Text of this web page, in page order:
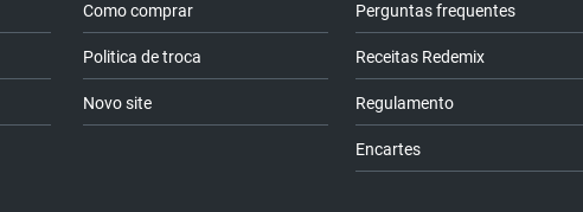
Como comprar
Politica de troca
Novo site
Perguntas frequentes
Receitas Redemix
Regulamento
Encartes